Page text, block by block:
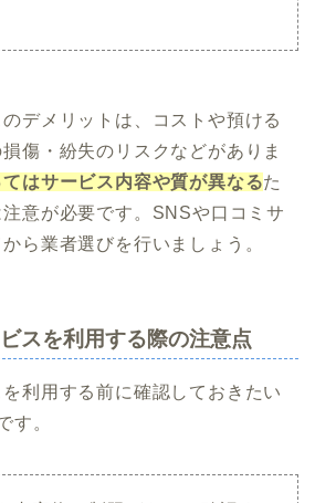
デメリットは、コストや預ける
傷・紛失のリスクなどがありま
はサービス内容や質が異なるた
意が必要です。SNSや口コミサ
ら業者選びを行いましょう。
スを利用する際の注意点
利用する前に確認しておきたい
す。